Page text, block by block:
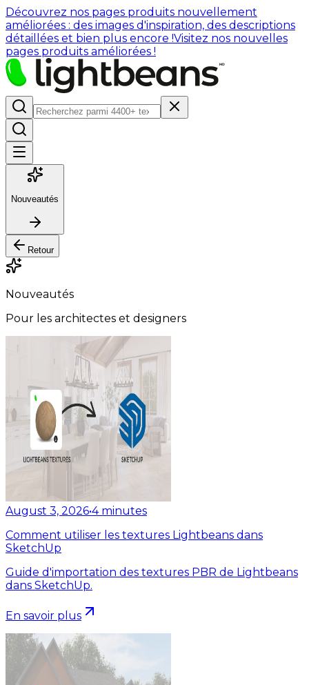
Découvrez nos pages produits nouvellement
améliorées : des images d'inspiration, des descriptions
détaillées et bien plus encore !Visitez nos nouvelles
pages produits améliorées !
Nouveautés
Retour
Nouveautés
Pour les architectes et designers
August 3, 2026•4 minutes
Comment utiliser les textures Lightbeans dans
SketchUp
Guide d'importation des textures PBR de Lightbeans
dans SketchUp.
En savoir plus